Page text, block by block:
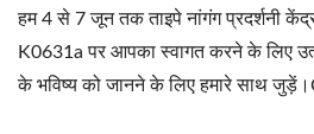
हम 4 से 7 जून तक ताइपे नांगंग प्रदर्शनी
K0631a पर आपका स्वागत करने के लिए
के भविष्य को जानने के लिए हमारे साथ